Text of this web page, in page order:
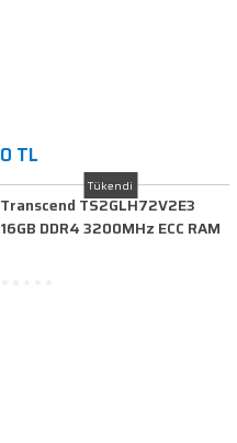
0 TL
Tükendi
Transcend TS2GLH72V2E3
16GB DDR4 3200MHz ECC RAM